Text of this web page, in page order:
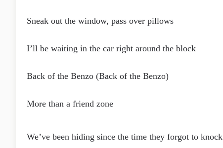
Sneak out the window, pass over pillows
I’ll be waiting in the car right around the block
Back of the Benzo (Back of the Benzo)
More than a friend zone
We’ve been hiding since the time they forgot to knock